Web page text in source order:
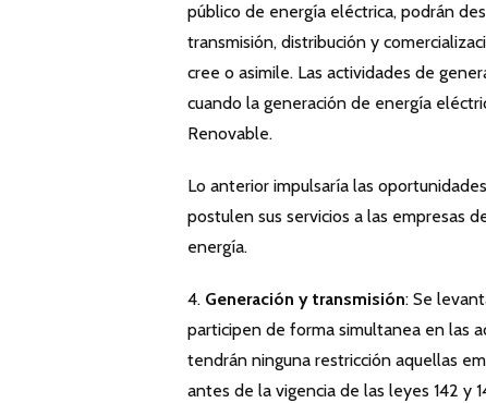
público de energía eléctrica, podrán
transmisión, distribución y
cree o asimile. Las actividades de
cuando la generación de energía
Renovable.
Lo anterior impulsaría las
postulen sus servicios a las empresas
energía.
4. Generación y transmisión: Se
participen de forma simultanea en las
tendrán ninguna restricción aquellas
antes de la vigencia de las leyes 142 y